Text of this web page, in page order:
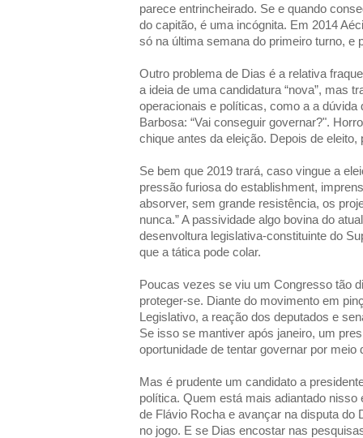
parece entrincheirado. Se e quando
do capitão, é uma incógnita. Em 2014
só na última semana do primeiro turno, e
Outro problema de Dias é a relativa
a ideia de uma candidatura “nova”, mas
operacionais e políticas, como a a dúvida
Barbosa: “Vai conseguir governar?".
chique antes da eleição. Depois de
Se bem que 2019 trará, caso vingue a
pressão furiosa do establishment,
absorver, sem grande resistência, os
nunca.” A passividade algo bovina do
desenvoltura legislativa-constituinte do
que a tática pode colar.
Poucas vezes se viu um Congresso tão
proteger-se. Diante do movimento em
Legislativo, a reação dos deputados e
Se isso se mantiver após janeiro, um
oportunidade de tentar governar por
Mas é prudente um candidato a
política. Quem está mais adiantado
de Flávio Rocha e avançar na disputa do
no jogo. E se Dias encostar nas